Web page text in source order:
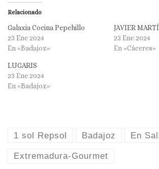
Relacionado
Galaxia Cocina Pepehillo
23 Ene 2024
En «Badajoz»
JAVIER
23 Ene 2024
En «Cáceres»
LUGARIS
23 Ene 2024
En «Badajoz»
1 sol Repsol Badajoz En
Extremadura-Gourmet